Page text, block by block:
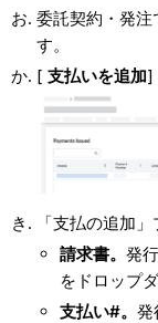
委託契約・発注
す。
[ 支払いを追加]
「支払の追加
請求書。 発
をドロップ
支払い#。 発